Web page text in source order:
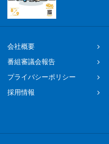
会社概要
番組審議会報告
プライバシーポリシー
採用情報